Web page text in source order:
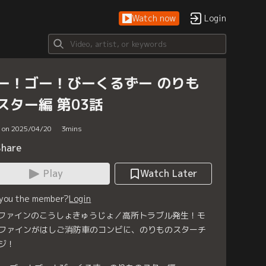
Watch now Login
！ゴー！びーくるずー のりも
ター編 第03話
2025/04/20 3mins
Play
Watch Later
the member?Login
ァインのこうしょきゅうじょ／高所トラブル発生！モ
ァインがはしご消防車のコンビに、のりものスターチ
！